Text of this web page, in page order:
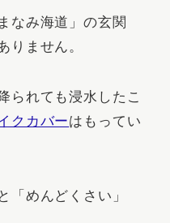
なみ海道」の玄関
りません。
られても浸水したこ
クカバーはもってい
「めんどくさい」